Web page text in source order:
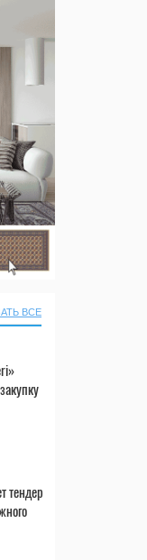
ВСЕ
тендер